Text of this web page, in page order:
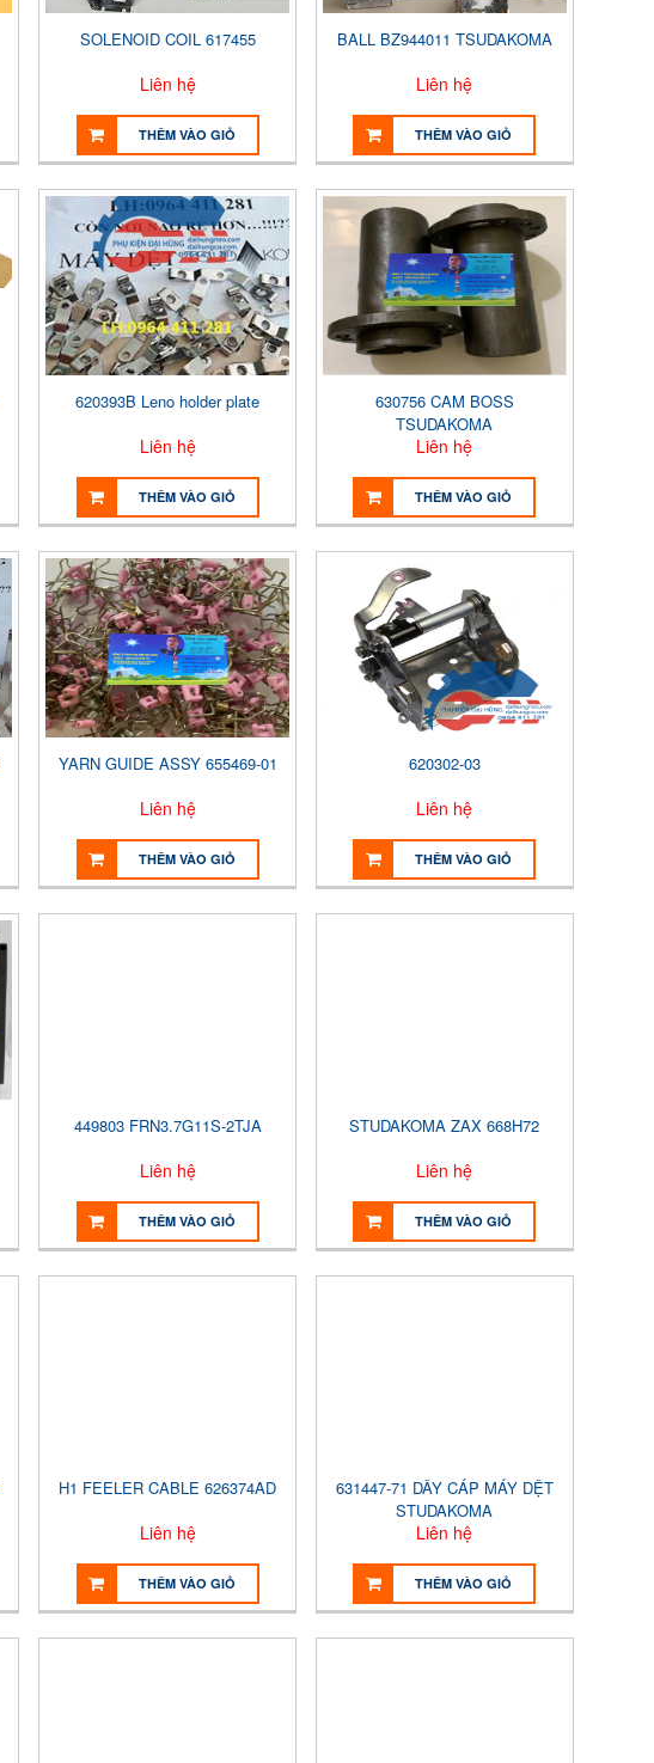
SOLENOID COIL 617455
Liên hệ
THÊM VÀO GIỎ
BALL BZ944011 TSUDAKOMA
Liên hệ
THÊM VÀO GIỎ
620393B Leno holder plate
Liên hệ
THÊM VÀO GIỎ
630756 CAM BOSS
TSUDAKOMA
Liên hệ
THÊM VÀO GIỎ
YARN GUIDE ASSY 655469-01
Liên hệ
THÊM VÀO GIỎ
620302-03
Liên hệ
THÊM VÀO GIỎ
449803 FRN3.7G11S-2TJA
Liên hệ
THÊM VÀO GIỎ
STUDAKOMA ZAX 668H72
Liên hệ
THÊM VÀO GIỎ
H1 FEELER CABLE 626374AD
Liên hệ
THÊM VÀO GIỎ
631447-71 DÂY CÁP MÁY DỆT
STUDAKOMA
Liên hệ
THÊM VÀO GIỎ